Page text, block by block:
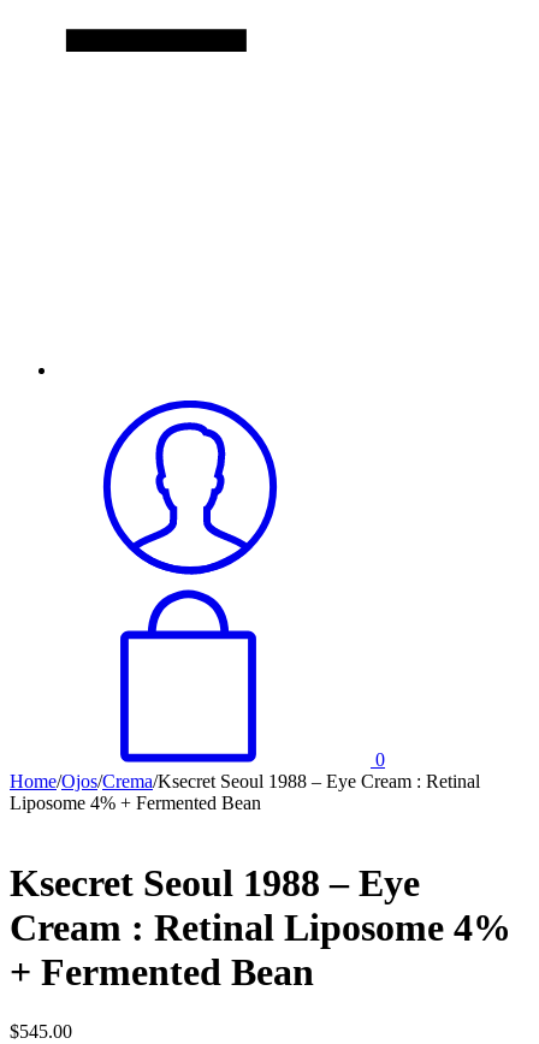
0
Home/Ojos/Crema/Ksecret Seoul 1988 – Eye Cream : Retinal
Liposome 4% + Fermented Bean
Ksecret Seoul 1988 – Eye
Cream : Retinal Liposome 4%
+ Fermented Bean
$545.00